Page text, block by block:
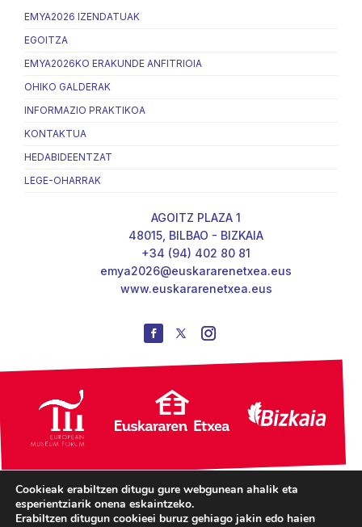
EMYA2026 IZENDATUAK
EGOITZA
EMYA2026KO ERAKUNDE ANFITRIOIA
OHIKO GALDERAK
INFORMAZIO PRAKTIKOA
KONTAKTUA
HEDABIDEENTZAT
LEGE-OHARRAK
AGOITZ PLAZA 1
48015, BILBAO - BIZKAIA
+34 (94) 402 80 81
emya2026@euskararenetxea.eus
www.euskararenetxea.eus
Cookieak erabiltzen ditugu gure webgunean ahalik eta
esperientziarik onena eskaintzeko.
Erabiltzen ditugun cookieei buruz gehiago jakin edo haien